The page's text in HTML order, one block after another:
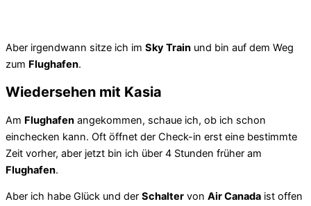
Aber irgendwann sitze ich im Sky Train und bin auf dem Weg
zum Flughafen.
Wiedersehen mit Kasia
Am Flughafen angekommen, schaue ich, ob ich schon
einchecken kann. Oft öffnet der Check-in erst eine bestimmte
Zeit vorher, aber jetzt bin ich über 4 Stunden früher am
Flughafen.
Aber ich habe Glück und der Schalter von Air Canada ist offen